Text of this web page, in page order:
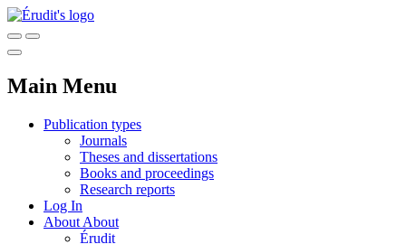
Main Menu
Publication types
Journals
Theses and dissertations
Books and proceedings
Research reports
Log In
About About
Érudit